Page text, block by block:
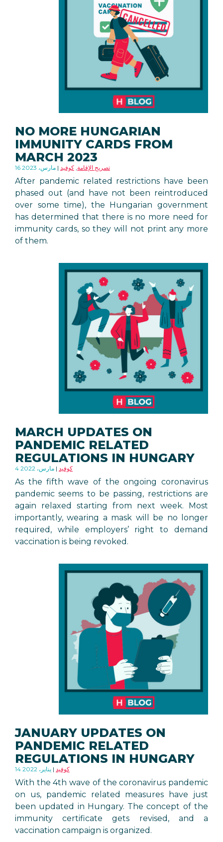
NO MORE HUNGARIAN
IMMUNITY CARDS FROM
MARCH 2023
16 مارس، 2023 تصريح الإقامة, كوفيد
After pandemic related restrictions have been
phased out (and have not been reintroduced
over some time), the Hungarian government
has determined that there is no more need for
immunity cards, so they will not print any more
of them.
MARCH UPDATES ON
PANDEMIC RELATED
REGULATIONS IN HUNGARY
4 مارس، 2022 كوفيد
As the fifth wave of the ongoing coronavirus
pandemic seems to be passing, restrictions are
again relaxed starting from next week. Most
importantly, wearing a mask will be no longer
required, while employers’ right to demand
vaccination is being revoked.
JANUARY UPDATES ON
PANDEMIC RELATED
REGULATIONS IN HUNGARY
14 يناير، 2022 كوفيد
With the 4th wave of the coronavirus pandemic
on us, pandemic related measures have just
been updated in Hungary. The concept of the
immunity certificate gets revised, and a
vaccination campaign is organized.